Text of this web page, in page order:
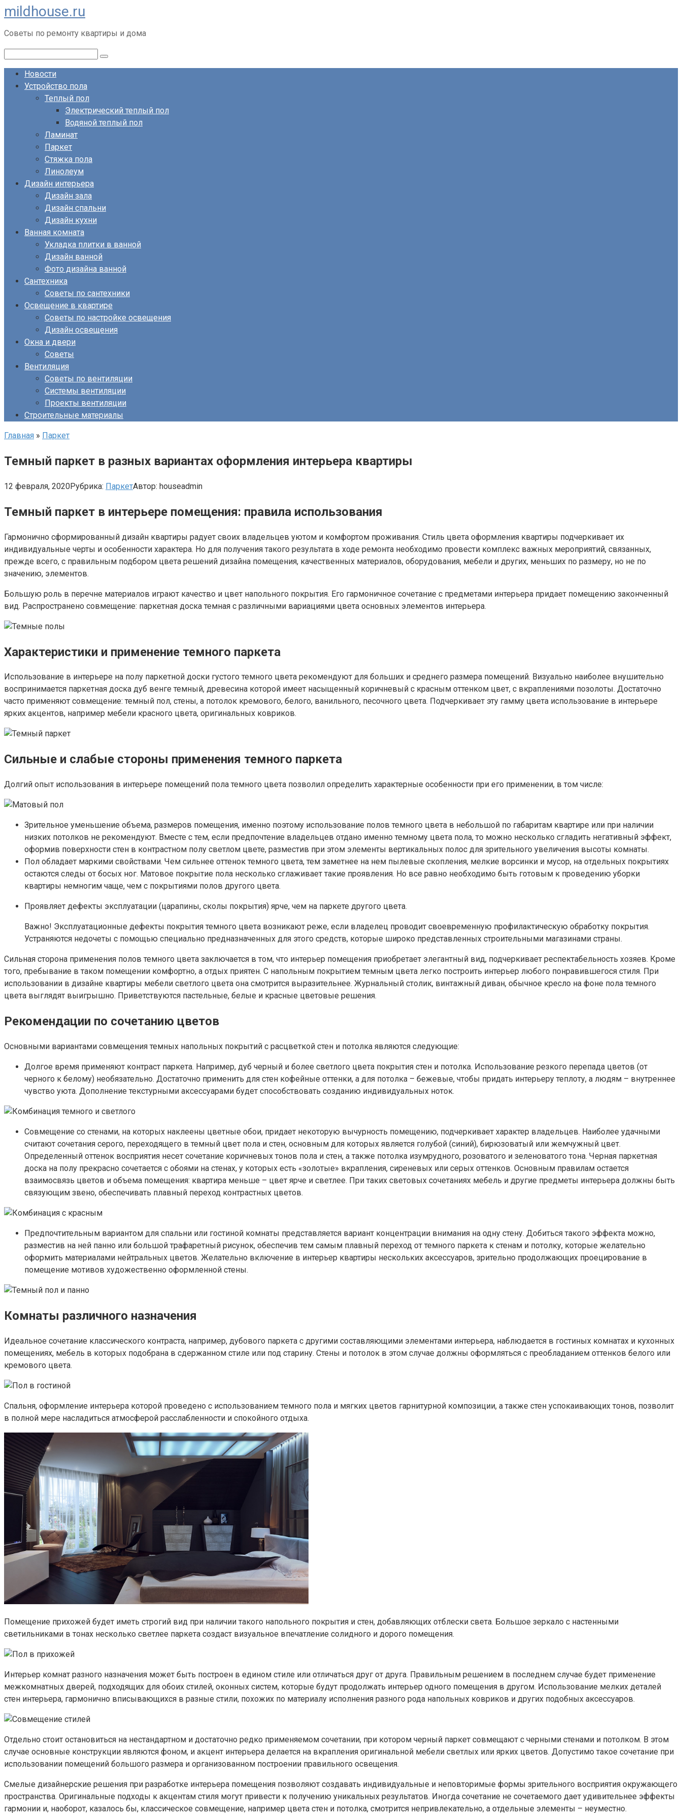
Перейти
к
контенту
mildhouse.ru
Советы по ремонту квартиры и дома
Новости
Устройство пола
Теплый пол
Электрический теплый пол
Водяной теплый пол
Ламинат
Паркет
Стяжка пола
Линолеум
Дизайн интерьера
Дизайн зала
Дизайн спальни
Дизайн кухни
Ванная комната
Укладка плитки в ванной
Дизайн ванной
Фото дизайна ванной
Сантехника
Советы по сантехники
Освещение в квартире
Советы по настройке освещения
Дизайн освещения
Окна и двери
Советы
Вентиляция
Советы по вентиляции
Системы вентиляции
Проекты вентиляции
Строительные материалы
Главная » Паркет
Темный паркет в разных вариантах оформления интерьера квартиры
12 февраля, 2020Рубрика: ПаркетАвтор: houseadmin
Темный паркет в интерьере помещения: правила использования
Гармонично сформированный дизайн квартиры радует своих владельцев уютом и комфортом проживания. Стиль цвета оформления квартиры подчеркивает их
индивидуальные черты и особенности характера. Но для получения такого результата в ходе ремонта необходимо провести комплекс важных мероприятий, связанных,
прежде всего, с правильным подбором цвета решений дизайна помещения, качественных материалов, оборудования, мебели и других, меньших по размеру, но не по
значению, элементов.
Большую роль в перечне материалов играют качество и цвет напольного покрытия. Его гармоничное сочетание с предметами интерьера придает помещению законченный
вид. Распространено совмещение: паркетная доска темная с различными вариациями цвета основных элементов интерьера.
Характеристики и применение темного паркета
Использование в интерьере на полу паркетной доски густого темного цвета рекомендуют для больших и среднего размера помещений. Визуально наиболее внушительно
воспринимается паркетная доска дуб венге темный, древесина которой имеет насыщенный коричневый с красным оттенком цвет, с вкраплениями позолоты. Достаточно
часто применяют совмещение: темный пол, стены, а потолок кремового, белого, ванильного, песочного цвета. Подчеркивает эту гамму цвета использование в интерьере
ярких акцентов, например мебели красного цвета, оригинальных ковриков.
Сильные и слабые стороны применения темного паркета
Долгий опыт использования в интерьере помещений пола темного цвета позволил определить характерные особенности при его применении, в том числе:
Зрительное уменьшение объема, размеров помещения, именно поэтому использование полов темного цвета в небольшой по габаритам квартире или при наличии
низких потолков не рекомендуют. Вместе с тем, если предпочтение владельцев отдано именно темному цвета пола, то можно несколько сгладить негативный эффект,
оформив поверхности стен в контрастном полу светлом цвете, разместив при этом элементы вертикальных полос для зрительного увеличения высоты комнаты.
Пол обладает маркими свойствами. Чем сильнее оттенок темного цвета, тем заметнее на нем пылевые скопления, мелкие ворсинки и мусор, на отдельных покрытиях
остаются следы от босых ног. Матовое покрытие пола несколько сглаживает такие проявления. Но все равно необходимо быть готовым к проведению уборки
квартиры немногим чаще, чем с покрытиями полов другого цвета.
Проявляет дефекты эксплуатации (царапины, сколы покрытия) ярче, чем на паркете другого цвета.
Важно! Эксплуатационные дефекты покрытия темного цвета возникают реже, если владелец проводит своевременную профилактическую обработку покрытия.
Устраняются недочеты с помощью специально предназначенных для этого средств, которые широко представленных строительными магазинами страны.
Сильная сторона применения полов темного цвета заключается в том, что интерьер помещения приобретает элегантный вид, подчеркивает респектабельность хозяев. Кроме
того, пребывание в таком помещении комфортно, а отдых приятен. С напольным покрытием темным цвета легко построить интерьер любого понравившегося стиля. При
использовании в дизайне квартиры мебели светлого цвета она смотрится выразительнее. Журнальный столик, винтажный диван, обычное кресло на фоне пола темного
цвета выглядят выигрышно. Приветствуются пастельные, белые и красные цветовые решения.
Рекомендации по сочетанию цветов
Основными вариантами совмещения темных напольных покрытий с расцветкой стен и потолка являются следующие:
Долгое время применяют контраст паркета. Например, дуб черный и более светлого цвета покрытия стен и потолка. Использование резкого перепада цветов (от
черного к белому) необязательно. Достаточно применить для стен кофейные оттенки, а для потолка – бежевые, чтобы придать интерьеру теплоту, а людям – внутреннее
чувство уюта. Дополнение текстурными аксессуарами будет способствовать созданию индивидуальных ноток.
Совмещение со стенами, на которых наклеены цветные обои, придает некоторую вычурность помещению, подчеркивает характер владельцев. Наиболее удачными
считают сочетания серого, переходящего в темный цвет пола и стен, основным для которых является голубой (синий), бирюзоватый или жемчужный цвет.
Определенный оттенок восприятия несет сочетание коричневых тонов пола и стен, а также потолка изумрудного, розоватого и зеленоватого тона. Черная паркетная
доска на полу прекрасно сочетается с обоями на стенах, у которых есть «золотые» вкрапления, сиреневых или серых оттенков. Основным правилам остается
взаимосвязь цветов и объема помещения: квартира меньше – цвет ярче и светлее. При таких световых сочетаниях мебель и другие предметы интерьера должны быть
связующим звено, обеспечивать плавный переход контрастных цветов.
Предпочтительным вариантом для спальни или гостиной комнаты представляется вариант концентрации внимания на одну стену. Добиться такого эффекта можно,
разместив на ней панно или большой трафаретный рисунок, обеспечив тем самым плавный переход от темного паркета к стенам и потолку, которые желательно
оформить материалами нейтральных цветов. Желательно включение в интерьер квартиры нескольких аксессуаров, зрительно продолжающих проецирование в
помещение мотивов художественно оформленной стены.
Комнаты различного назначения
Идеальное сочетание классического контраста, например, дубового паркета с другими составляющими элементами интерьера, наблюдается в гостиных комнатах и кухонных
помещениях, мебель в которых подобрана в сдержанном стиле или под старину. Стены и потолок в этом случае должны оформляться с преобладанием оттенков белого или
кремового цвета.
Спальня, оформление интерьера которой проведено с использованием темного пола и мягких цветов гарнитурной композиции, а также стен успокаивающих тонов, позволит
в полной мере насладиться атмосферой расслабленности и спокойного отдыха.
Помещение прихожей будет иметь строгий вид при наличии такого напольного покрытия и стен, добавляющих отблески света. Большое зеркало с настенными
светильниками в тонах несколько светлее паркета создаст визуальное впечатление солидного и дорого помещения.
Интерьер комнат разного назначения может быть построен в едином стиле или отличаться друг от друга. Правильным решением в последнем случае будет применение
межкомнатных дверей, подходящих для обоих стилей, оконных систем, которые будут продолжать интерьер одного помещения в другом. Использование мелких деталей
стен интерьера, гармонично вписывающихся в разные стили, похожих по материалу исполнения разного рода напольных ковриков и других подобных аксессуаров.
Отдельно стоит остановиться на нестандартном и достаточно редко применяемом сочетании, при котором черный паркет совмещают с черными стенами и потолком. В этом
случае основные конструкции являются фоном, и акцент интерьера делается на вкрапления оригинальной мебели светлых или ярких цветов. Допустимо такое сочетание при
использовании помещений большого размера и организованном построении правильного освещения.
Смелые дизайнерские решения при разработке интерьера помещения позволяют создавать индивидуальные и неповторимые формы зрительного восприятия окружающего
пространства. Оригинальные подходы к акцентам стиля могут привести к получению уникальных результатов. Иногда сочетание не сочетаемого дает удивительнее эффекты
гармонии и, наоборот, казалось бы, классическое совмещение, например цвета стен и потолка, смотрится непривлекательно, а отдельные элементы – неуместно.